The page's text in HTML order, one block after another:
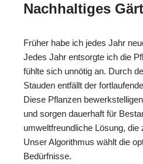
Nachhaltiges
Früher habe ich jedes Jahr
Jedes Jahr entsorgte ich die
fühlte sich unnötig an. Durch
Stauden entfällt der
Diese Pflanzen
und sorgen dauerhaft für
umweltfreundliche Lösung,
Unser Algorithmus wählt die
Bedürfnisse.